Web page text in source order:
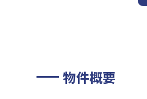
物件概要